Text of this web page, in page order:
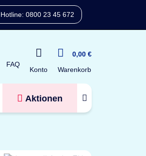
Hotline: 0800 23 45 672
FAQ
Konto
0,00 €
Warenkorb
Aktionen